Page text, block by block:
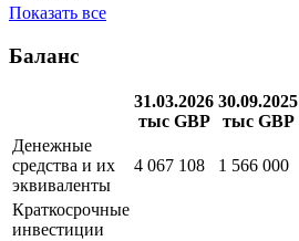
Показать все
Баланс
31.03.2026
тыс GBP
30.09.2025
тыс GBP
Денежные
средства и их
эквиваленты
4 067 108 1 566 000
Краткосрочные
инвестиции